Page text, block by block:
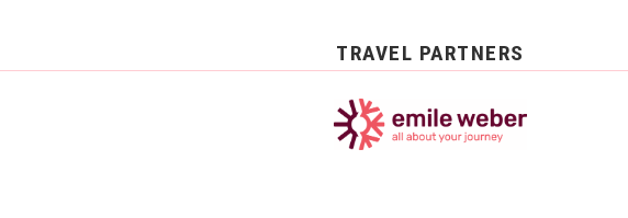
TRAVEL PARTNERS